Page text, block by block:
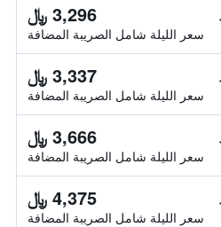
3,296 ﷼
سعر الليلة شامل الصريبة المضافة
3,337 ﷼
سعر الليلة شامل الصريبة المضافة
3,666 ﷼
سعر الليلة شامل الصريبة المضافة
4,375 ﷼
سعر الليلة شامل الصريبة المضافة